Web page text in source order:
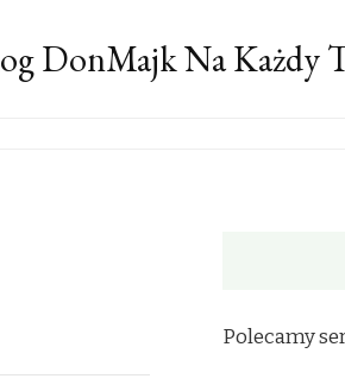
DonMajk Na Każdy
Polecamy